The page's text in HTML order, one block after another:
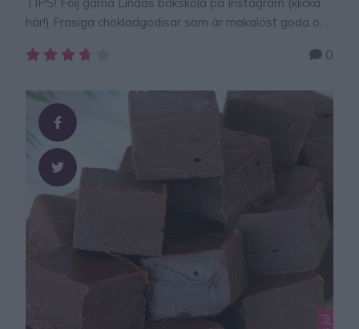
TIPS! Följ gärna Lindas bakskola på Instagram (klicka
här!) Frasiga chokladgodisar som är makalöst goda och
och har en rykande åtgång kan jag lova.
mjölkchoklad, sockerfri)5 dl cornflakes GÖR SÅ HÄR 1.
Smält chokladen i en skål över varmt vattenbad. Låt
chokladen svalna …
0